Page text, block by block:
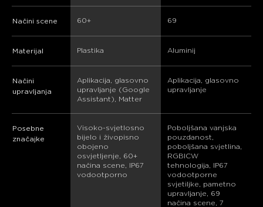
Načini scene 60+ 69
Materijal Plastika ‎Aluminij
Načini
upravljanja
Aplikacija, glasovno
upravljanje (Google
Assistant), Matter
Aplikacija, glasovno
upravljanje
Posebne
značajke
Visoko-svjetlosno
bijelo i živopisno
obojeno
osvjetljenje, 60+
načina scene, IP67
vodootporno
Poboljšana vanjska
pouzdanost,
poboljšana svjetlina,
RGBICW
tehnologija, IP67
vodootporne
svjetiljke, pametno
upravljanje, 69
načina scene, 7